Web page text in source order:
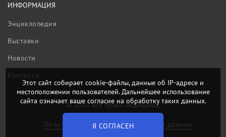
ИНФОРМАЦИЯ
Энциклопедия
Выставки
Новости
Контакты
© 2026 Все права защищены.
Политика обработки персональных данных
Этот сайт собирает cookie-файлы, данные об IP-адресе и
местоположении пользователей. Дальнейшее использование
сайта означает ваше согласие на обработку таких данных.
Я СОГЛАСЕН